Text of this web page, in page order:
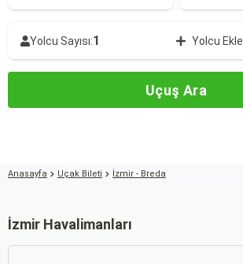
Yolcu Sayısı:1 Yolcu Ekle
Uçuş Ara
Anasayfa Uçak Bileti İzmir - Breda
İzmir Havalimanları